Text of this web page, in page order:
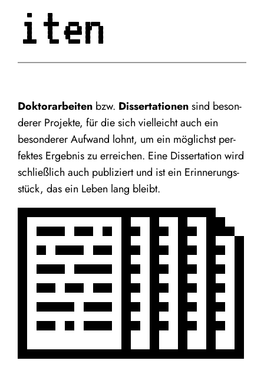
iten
Dok­tor­ar­bei­ten bzw. Dis­ser­ta­tio­nensind beson­
de­rer Pro­jek­te, für die sich viel­leicht auch ein
beson­de­rer Auf­wand lohnt, um ein mög­lichst per­
fek­tes Ergeb­nis zu errei­chen. Eine Dis­ser­ta­ti­on wird
schließ­lich auch publi­ziert und ist ein Erin­ne­rungs­
stück, das ein Leben lang bleibt.